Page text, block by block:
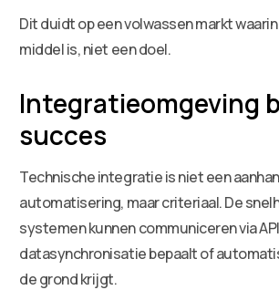
Dit duidt op een volwassen markt
middel is, niet een doel.
Integratieomgeving
succes
Technische integratie is niet een
automatisering, maar criteriaal. De
systemen kunnen communiceren via
datasynchronisatie bepaalt of
de grond krijgt.